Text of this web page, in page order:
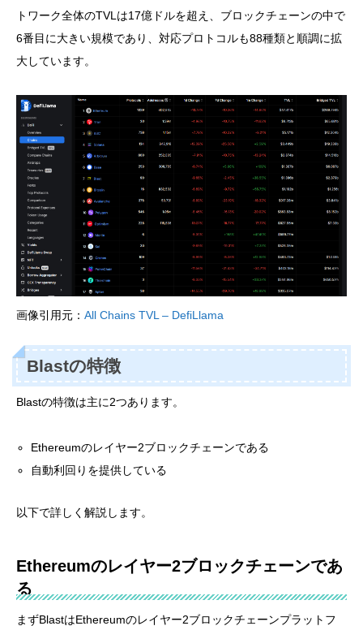
トワーク全体のTVLは17億ドルを超え、ブロックチェーンの中で
6番目に大きい規模であり、対応プロトコルも88種類と順調に拡
大しています。
画像引用元： All Chains TVL – DefiLlama
Blastの特徴
Blastの特徴は主に2つあります。
Ethereumのレイヤー2ブロックチェーンである
自動利回りを提供している
以下で詳しく解説します。
Ethereumのレイヤー2ブロックチェーンであ
る
まずBlastはEthereumのレイヤー2ブロックチェーンプラットフ